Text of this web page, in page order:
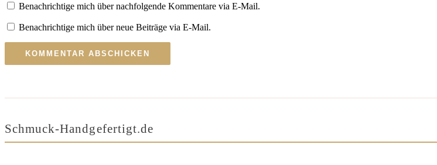
Benachrichtige mich über nachfolgende Kommentare via E-Mail.
Benachrichtige mich über neue Beiträge via E-Mail.
Schmuck-Handgefertigt.de